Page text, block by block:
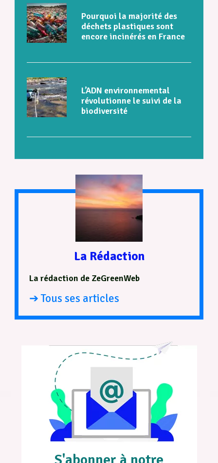
Pourquoi la majorité des
déchets plastiques sont
encore incinérés en France
L’ADN environnemental
révolutionne le suivi de la
biodiversité
La Rédaction
La rédaction de ZeGreenWeb
➔ Tous ses articles